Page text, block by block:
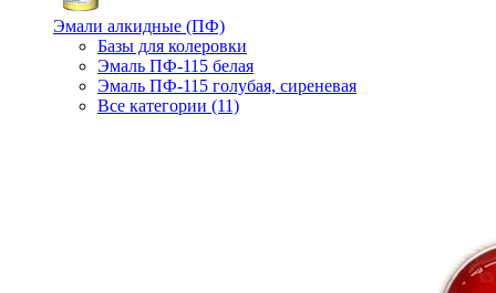
Эмали алкидные (ПФ)
Базы для колеровки
Эмаль ПФ-115 белая
Эмаль ПФ-115 голубая, сиреневая
Все категории (11)